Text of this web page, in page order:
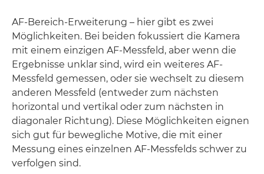
AF-Bereich-Erweiterung – hier gibt es zwei
Möglichkeiten. Bei beiden fokussiert die Kamera
mit einem einzigen AF-Messfeld, aber wenn die
Ergebnisse unklar sind, wird ein weiteres AF-
Messfeld gemessen, oder sie wechselt zu diesem
anderen Messfeld (entweder zum nächsten
horizontal und vertikal oder zum nächsten in
diagonaler Richtung). Diese Möglichkeiten eignen
sich gut für bewegliche Motive, die mit einer
Messung eines einzelnen AF-Messfelds schwer zu
verfolgen sind.